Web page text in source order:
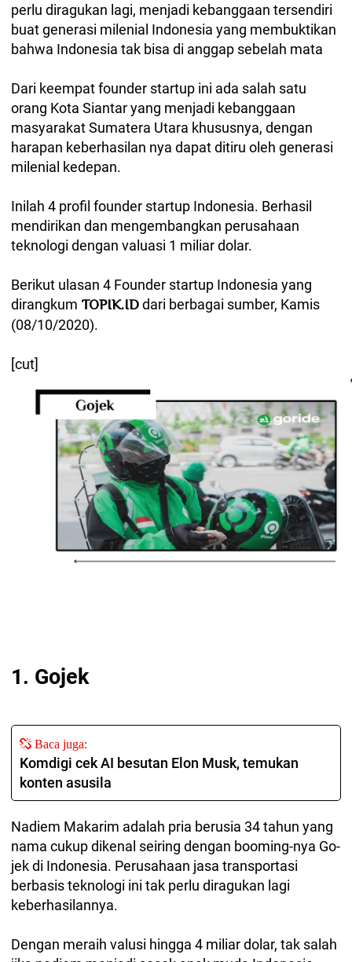
perlu diragukan lagi, menjadi kebanggaan tersendiri
buat generasi milenial Indonesia yang membuktikan
bahwa Indonesia tak bisa di anggap sebelah mata
Dari keempat founder startup ini ada salah satu
orang Kota Siantar yang menjadi kebanggaan
masyarakat Sumatera Utara khususnya, dengan
harapan keberhasilan nya dapat ditiru oleh generasi
milenial kedepan.
Inilah 4 profil founder startup Indonesia. Berhasil
mendirikan dan mengembangkan perusahaan
teknologi dengan valuasi 1 miliar dolar.
Berikut ulasan 4 Founder startup Indonesia yang
dirangkum TOPIK.ID dari berbagai sumber, Kamis
(08/10/2020).
[cut]
1. Gojek
Baca juga:
Komdigi cek AI besutan Elon Musk, temukan
konten asusila
Nadiem Makarim adalah pria berusia 34 tahun yang
nama cukup dikenal seiring dengan booming-nya Go-
jek di Indonesia. Perusahaan jasa transportasi
berbasis teknologi ini tak perlu diragukan lagi
keberhasilannya.
Dengan meraih valusi hingga 4 miliar dolar, tak salah